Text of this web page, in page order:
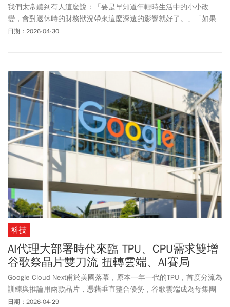
我們太常聽到有人這麼說：「要是早知道年輕時生活中的小小改
變，會對退休時的財務狀況帶來這麼深遠的影響就好了。」「如果
能由學養深厚的專家，寫一本輕薄短小、能快速入門的書，說明我
自己奠定未來穩健的財務基礎。你除了會學到該做什麼，還將學到
如何避開自毀財務計畫的常見錯誤。而且所有重要課程，都以親
切、清楚又引人入勝的寫作風格呈現。閱讀這本濃縮艾利斯畢生所
學、能幫助投資人實現財務目標的簡短作品，只需短短幾小時，卻
將是讀者此生獲益良多的時光。
日期：2026-04-30
科技
AI代理大部署時代來臨 TPU、CPU需求雙增
谷歌祭晶片雙刀流 扭轉雲端、AI賽局
Google Cloud Next甫於美國落幕，原本一年一代的TPU，首度分流為
訓練與推論用兩款晶片，憑藉垂直整合優勢，谷歌雲端成為母集團
在搜尋及廣告之外，成長動能最強的新事業。
日期：2026-04-29